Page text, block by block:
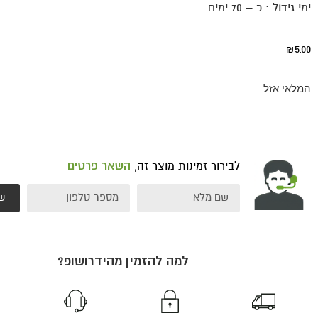
ימי גידול : כ – 70 ימים.
₪5.00
המלאי אזל
לבירור זמינות מוצר זה, השאר פרטים
למה להזמין מהידרושופ?